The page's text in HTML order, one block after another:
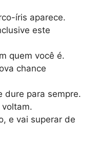
íris aparece.
este
quem você é.
chance
dure para sempre.
e vai superar de